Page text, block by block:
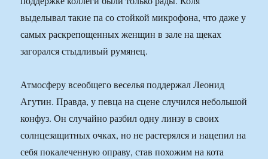
выделывал такие па со стойкой микрофона, что даже у
самых раскрепощенных женщин в зале на щеках
загорался стыдливый румянец.
Атмосферу всеобщего веселья поддержал Леонид
Агутин. Правда, у певца на сцене случился небольшой
конфуз. Он случайно разбил одну линзу в своих
солнцезащитных очках, но не растерялся и нацепил на
себя покалеченную оправу, став похожим на кота